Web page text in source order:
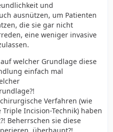
und
ausnützen, um Patienten
die sie gar nicht
eine weniger invasive
welcher Grundlage diese
einfach mal
Verfahren (wie
Incision-Technik) haben
Beherrschen sie diese